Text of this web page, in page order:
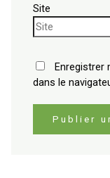
Site
Enregistrer
dans le